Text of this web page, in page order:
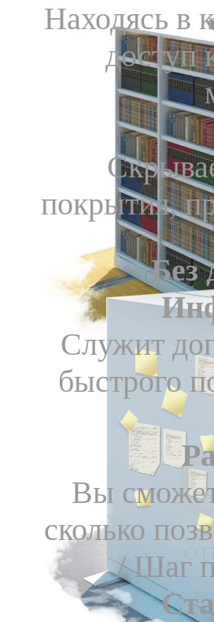
Находясь в
доступ
покрытия,
Без
Служит
быстрого
Вы
сколько
/ Шаг